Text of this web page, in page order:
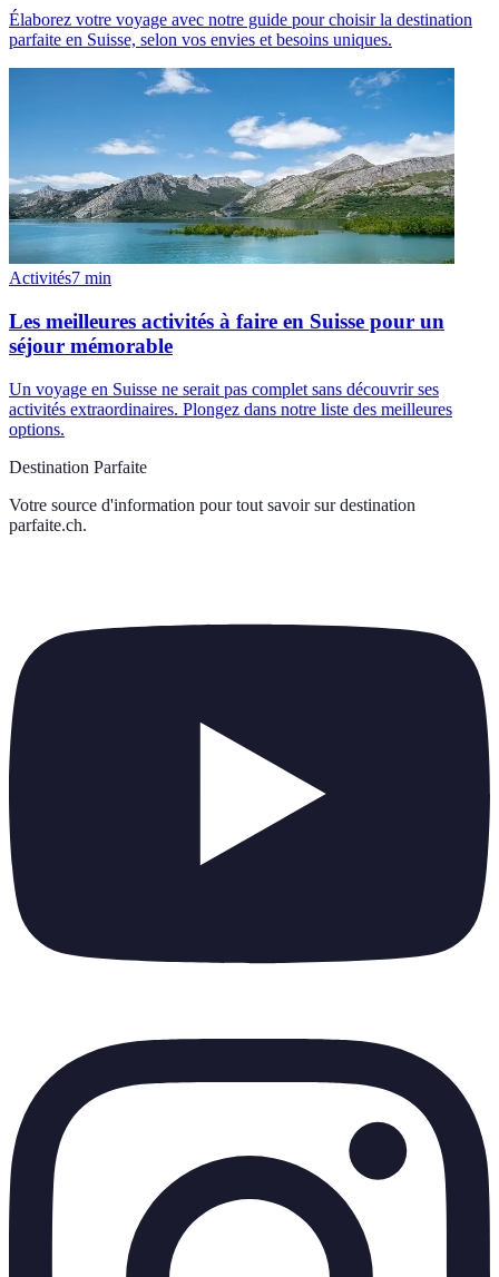
Élaborez votre voyage avec notre guide pour choisir la destination
parfaite en Suisse, selon vos envies et besoins uniques.
Activités7 min
Les meilleures activités à faire en Suisse pour un
séjour mémorable
Un voyage en Suisse ne serait pas complet sans découvrir ses
activités extraordinaires. Plongez dans notre liste des meilleures
options.
Destination Parfaite
Votre source d'information pour tout savoir sur destination
parfaite.ch.